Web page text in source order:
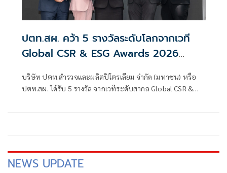
ปตท.สผ. คว้า 5 รางวัลระดับโลกจากเวที
Global CSR & ESG Awards 2026
สะท้อนความมุ่งมั่นการสร้างคุณค่าร่วมเพื่อ
สังคมและสิ่งแวดล้อมอย่างยั่งยืน
บริษัท ปตท.สำรวจและผลิตปิโตรเลียม จำกัด (มหาชน) หรือ
ปตท.สผ. ได้รับ 5 รางวัล จากเวทีระดับสากล Global CSR &
NEWS UPDATE